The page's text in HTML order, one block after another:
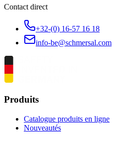
Contact direct
+32-(0) 16-57 16 18
info-be@schmersal.com
Produits
Catalogue produits en ligne
Nouveautés